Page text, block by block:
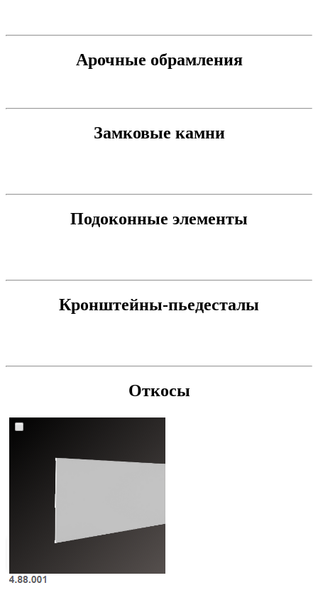
Арочные обрамления
Замковые камни
Подоконные элементы
Кронштейны-пьедесталы
Откосы